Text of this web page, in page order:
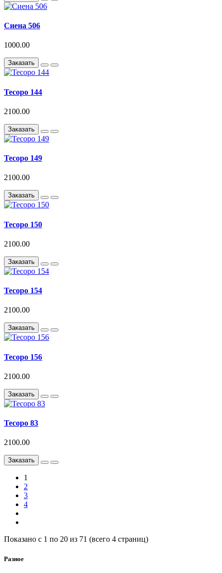
Сиена 506
1000.00
Заказать
Тесоро 144
2100.00
Заказать
Тесоро 149
2100.00
Заказать
Тесоро 150
2100.00
Заказать
Тесоро 154
2100.00
Заказать
Тесоро 156
2100.00
Заказать
Тесоро 83
2100.00
Заказать
1
2
3
4
Показано с 1 по 20 из 71 (всего 4 страниц)
Разное